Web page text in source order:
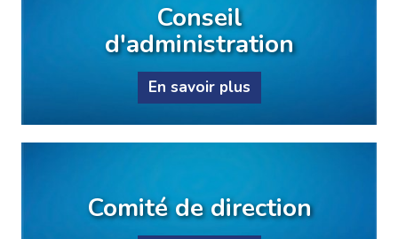
Conseil
d'administration
En savoir plus
Comité de direction